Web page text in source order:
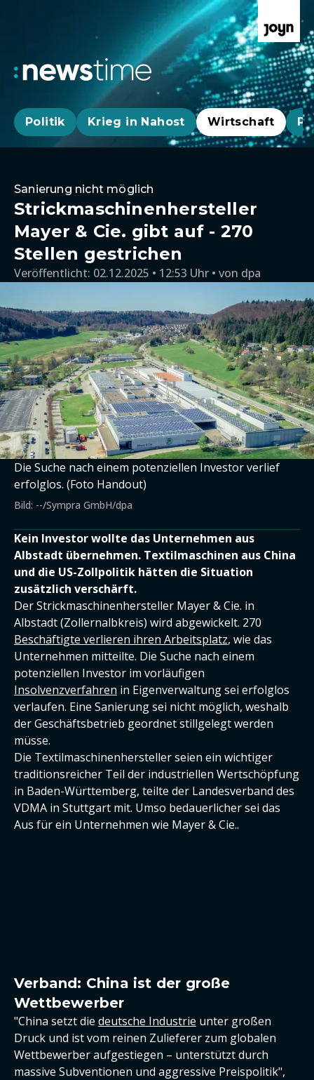
Politik Krieg in Nahost Wirtschaft
Sanierung nicht möglich
Strickmaschinenhersteller
Mayer & Cie. gibt auf - 270
Stellen gestrichen
Veröffentlicht: 02.12.2025 • 12:53 Uhr von dpa
Die Suche nach einem potenziellen Investor verlief
erfolglos. (Foto Handout)
Bild: --/Sympra GmbH/dpa
Kein Investor wollte das Unternehmen aus
Albstadt übernehmen. Textilmaschinen aus China
und die US-Zollpolitik hätten die Situation
zusätzlich verschärft.
Der Strickmaschinenhersteller Mayer & Cie. in
Albstadt (Zollernalbkreis) wird abgewickelt. 270
Beschäftigte verlieren ihren Arbeitsplatz, wie das
Unternehmen mitteilte. Die Suche nach einem
potenziellen Investor im vorläufigen
Insolvenzverfahren in Eigenverwaltung sei erfolglos
verlaufen. Eine Sanierung sei nicht möglich, weshalb
der Geschäftsbetrieb geordnet stillgelegt werden
müsse.
Die Textilmaschinenhersteller seien ein wichtiger
traditionsreicher Teil der industriellen Wertschöpfung
in Baden-Württemberg, teilte der Landesverband des
VDMA in Stuttgart mit. Umso bedauerlicher sei das
Aus für ein Unternehmen wie Mayer & Cie..
Verband: China ist der große
Wettbewerber
"China setzt die deutsche Industrie unter großen
Druck und ist vom reinen Zulieferer zum globalen
Wettbewerber aufgestiegen – unterstützt durch
massive Subventionen und aggressive Preispolitik",